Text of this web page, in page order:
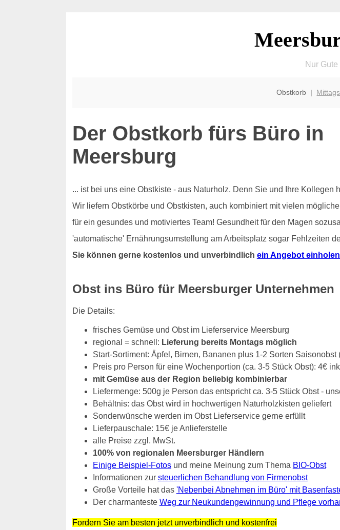
Nur
Obstkorb |
Der Obstkorb fürs Büro in
Meersburg
... ist bei uns eine Obstkiste - aus Naturholz. Denn Sie und Ihre
Wir liefern Obstkörbe und Obstkisten, auch kombiniert mit vielen
für ein gesundes und motiviertes Team! Gesundheit für den Magen
'automatische' Ernährungsumstellung am Arbeitsplatz sogar Fehlzeiten
Sie können gerne kostenlos und unverbindlich ein Angebot
Obst ins Büro für Meersburger Unternehmen
Die Details:
frisches Gemüse und Obst im Lieferservice Meersburg
regional = schnell: Lieferung bereits Montags möglich
Start-Sortiment: Äpfel, Birnen, Bananen plus 1-2 Sorten
Preis pro Person für eine Wochenportion (ca. 3-5 Stück Obst): 4€
mit Gemüse aus der Region beliebig kombinierbar
Liefermenge: 500g je Person das entspricht ca. 3-5 Stück Obst -
Behältnis: das Obst wird in hochwertigen Naturholzkisten geliefert
Sonderwünsche werden im Obst Lieferservice gerne erfüllt
Lieferpauschale: 15€ je Anlieferstelle
alle Preise zzgl. MwSt.
100% von regionalen Meersburger Händlern
Einige Beispiel-Fotosund meine Meinung zum Thema BIO-Obst
Informationen zur steuerlichen Behandlung von Firmenobst
Große Vorteile hat das 'Nebenbei Abnehmen im Büro' mit
Der charmanteste Weg zur Neukundengewinnung und Pflege
Fordern Sie am besten jetzt unverbindlich und kostenfrei